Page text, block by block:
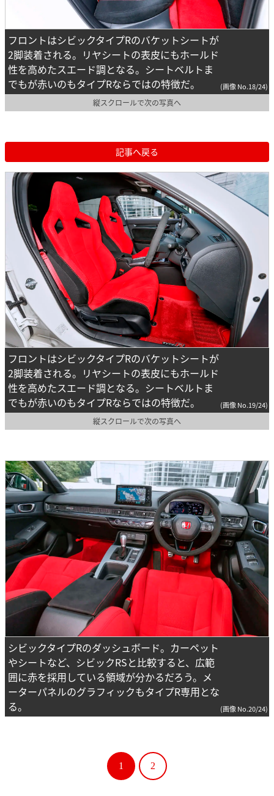
フロントはシビックタイプRのバケットシートが
2脚装着される。リヤシートの表皮にもホールド
性を高めたスエード調となる。シートベルトま
でもが赤いのもタイプRならではの特徴だ。
(画像 No.18/24)
縦スクロールで次の写真へ
記事へ戻る
フロントはシビックタイプRのバケットシートが
2脚装着される。リヤシートの表皮にもホールド
性を高めたスエード調となる。シートベルトま
でもが赤いのもタイプRならではの特徴だ。
(画像 No.19/24)
縦スクロールで次の写真へ
シビックタイプRのダッシュボード。カーペット
やシートなど、シビックRSと比較すると、広範
囲に赤を採用している領域が分かるだろう。メ
ーターパネルのグラフィックもタイプR専用とな
る。
(画像 No.20/24)
1 2